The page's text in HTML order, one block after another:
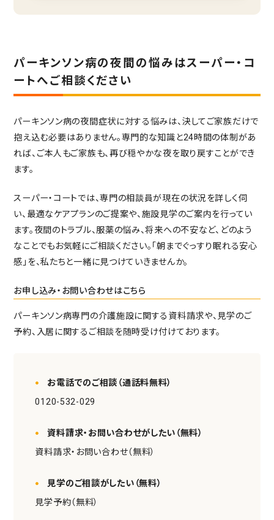
パーキンソン病の夜間の悩みはスーパー・コ
ートへご相談ください
パーキンソン病の夜間症状に対する悩みは、決してご家族だけで
抱え込む必要はありません。専門的な知識と24時間の体制があ
れば、ご本人もご家族も、再び穏やかな夜を取り戻すことができ
ます。
スーパー・コートでは、専門の相談員が現在の状況を詳しく伺
い、最適なケアプランのご提案や、施設見学のご案内を行ってい
ます。夜間のトラブル、服薬の悩み、将来への不安など、どのよう
なことでもお気軽にご相談ください。「朝までぐっすり眠れる安心
感」を、私たちと一緒に見つけていきませんか。
お申し込み・お問い合わせはこちら
パーキンソン病専門の介護施設に関する資料請求や、見学のご
予約、入居に関するご相談を随時受け付けております。
お電話でのご相談（通話料無料）
0120-532-029
資料請求・お問い合わせがしたい（無料）
資料請求・お問い合わせ（無料）
見学のご相談がしたい（無料）
見学予約（無料）